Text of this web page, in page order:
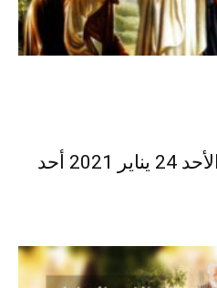
صوت الرب تقدم لقاء الأحد 24 يناير 2021 أحد